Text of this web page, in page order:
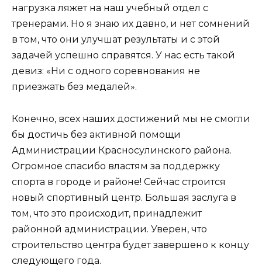
нагрузка ляжет на наш учебный отдел с
тренерами. Но я знаю их давно, и нет сомнений
в том, что они улучшат результаты и с этой
задачей успешно справятся. У нас есть такой
девиз: «Ни с одного соревнования не
приезжать без медалей».
Конечно, всех наших достижений мы не смогли
бы достичь без активной помощи
Администрации Красносулинского района.
Огромное спасибо властям за поддержку
спорта в городе и районе! Сейчас строится
новый спортивный центр. Большая заслуга в
том, что это происходит, принадлежит
районной администрации. Уверен, что
строительство центра будет завершено к концу
следующего года.